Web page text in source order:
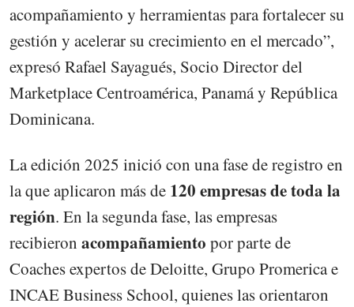
acompañamiento y herramientas para fortalecer su
gestión y acelerar su crecimiento en el mercado”,
expresó Rafael Sayagués, Socio Director del
Marketplace Centroamérica, Panamá y República
Dominicana.
La edición 2025 inició con una fase de registro en
la que aplicaron más de 120 empresas de toda la
región. En la segunda fase, las empresas
recibieron acompañamiento por parte de
Coaches expertos de Deloitte, Grupo Promerica e
INCAE Business School, quienes las orientaron